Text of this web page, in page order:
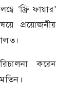
‘ফ্রি ফায়ার’
প্রয়োজনীয়
করেন